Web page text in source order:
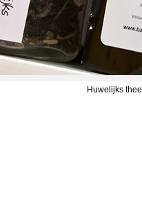
Huwelijks thee